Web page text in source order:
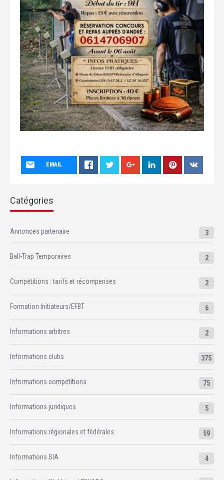
EMAIL
Catégories
Annonces partenaire 3
Ball-Trap Temporaires 2
Compétitions : tarifs et récompenses 2
Formation Initiateurs/EFBT 6
Informations arbitres 2
Informations clubs 375
Informations compétitions 75
Informations juridiques 5
Informations régionales et fédérales 59
Informations SIA 4